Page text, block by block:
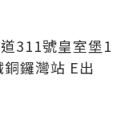
311號皇室堡1
鑼灣站 E出